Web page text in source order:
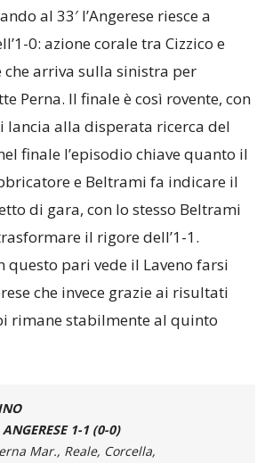
al 33′ l’Angerese riesce a
0: azione corale tra Cizzico e
che arriva sulla sinistra per
Perna. Il finale è così rovente, con
lancia alla disperata ricerca del
finale l’episodio chiave quanto il
e Beltrami fa indicare il
di gara, con lo stesso Beltrami
il rigore dell’1-1.
questo pari vede il Laveno farsi
che invece grazie ai risultati
rimane stabilmente al quinto
1-1 (0-0)
Mar., Reale, Corcella,